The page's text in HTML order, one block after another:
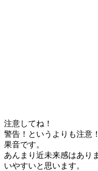
注意してね！
警告！というよりも注意
果音です。
あんまり近未来感はあり
いやすいと思います。